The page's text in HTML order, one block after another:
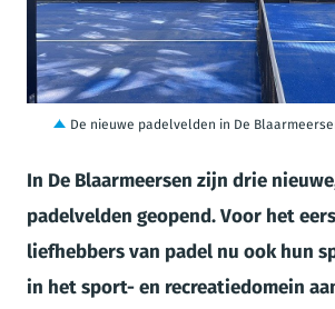
JPG
De nieuwe padelvelden in De
In De Blaarmeersen zijn drie
padelvelden geopend. Voor het
liefhebbers van padel nu ook hun
in het sport- en recreatiedomein